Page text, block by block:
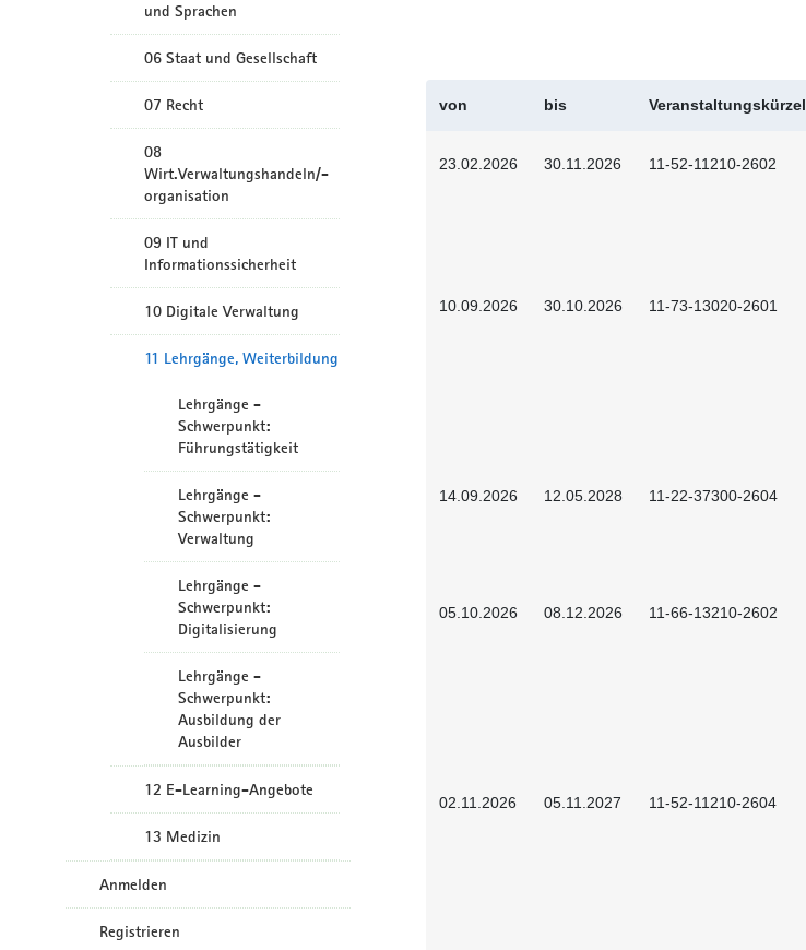
und Sprachen
06 Staat und Gesellschaft
07 Recht
08
Wirt.Verwaltungshandeln/-
organisation
09 IT und
Informationssicherheit
10 Digitale Verwaltung
11 Lehrgänge, Weiterbildung
Lehrgänge -
Schwerpunkt:
Führungstätigkeit
Lehrgänge -
Schwerpunkt:
Verwaltung
Lehrgänge -
Schwerpunkt:
Digitalisierung
Lehrgänge -
Schwerpunkt:
Ausbildung der
Ausbilder
12 E-Learning-Angebote
13 Medizin
Anmelden
Registrieren
von bis Veranstaltungskürzel
23.02.2026 30.11.2026 11-52-11210-2602
10.09.2026 30.10.2026 11-73-13020-2601
14.09.2026 12.05.2028 11-22-37300-2604
05.10.2026 08.12.2026 11-66-13210-2602
02.11.2026 05.11.2027 11-52-11210-2604